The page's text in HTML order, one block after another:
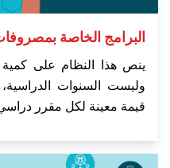
البرامج الخاصة
ينص هذا النظام على كمية
وليست السنوات
قيمة معينة لكل مقرر